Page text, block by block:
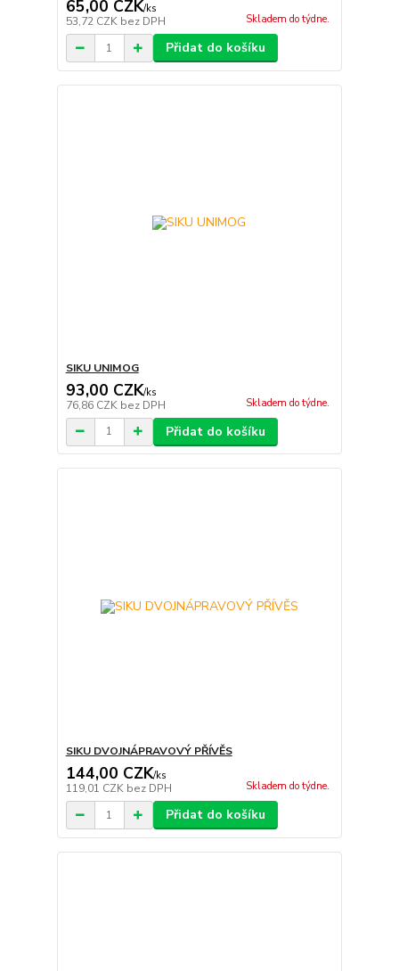
65,00 CZK/ks
53,72 CZK bez DPH Skladem do týdne.
Přidat do košíku
SIKU UNIMOG
93,00 CZK/ks
76,86 CZK bez DPH Skladem do týdne.
Přidat do košíku
SIKU DVOJNÁPRAVOVÝ PŘÍVĚS
144,00 CZK/ks
119,01 CZK bez DPH Skladem do týdne.
Přidat do košíku